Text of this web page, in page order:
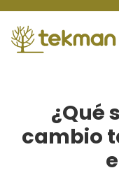
content
¿Qué
cambio